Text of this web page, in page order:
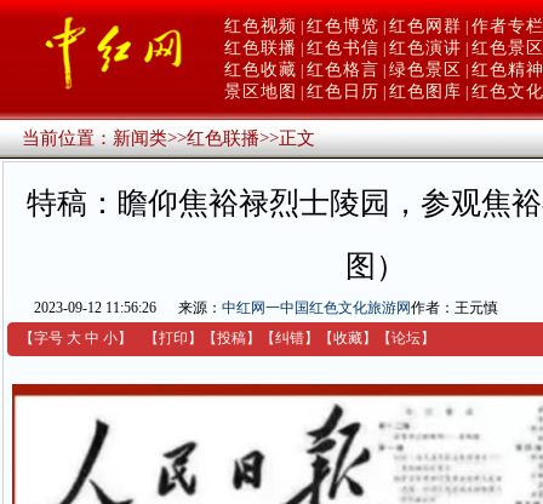
红色视频 红色博览 红色网群 作者专栏
红色联播 红色书信 红色演讲 红色景区
红色收藏 红色格言 绿色景区
红色精神
景区地图
红色日历 红色图库 红色文化
当前位置：新闻类>>红色联播>>正文
特稿：瞻仰焦裕禄烈士陵园，参观焦
图）
2023-09-12 11:56:26 来源： 中红网一中国红色文化旅游网作者：王元慎
【字号 大 中 小】 【打印 】 【投稿】 【纠错】 【收藏】 【论坛】